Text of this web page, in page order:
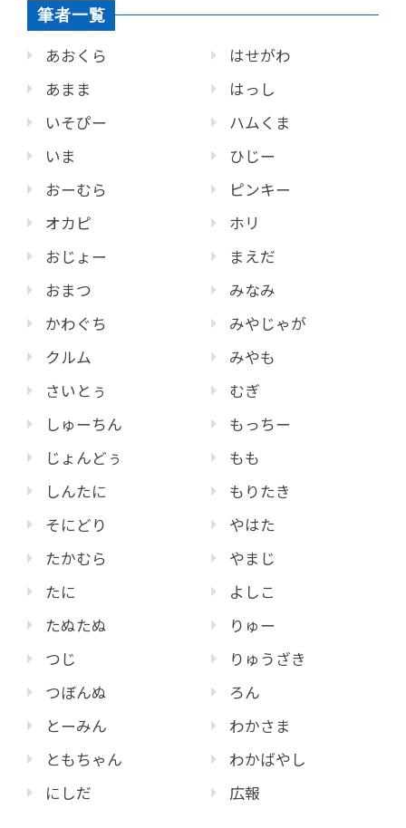
筆者一覧
あおくら
あまま
いそぴー
いま
おーむら
オカピ
おじょー
おまつ
かわぐち
クルム
さいとぅ
しゅーちん
じょんどぅ
しんたに
そにどり
たかむら
たに
たぬたぬ
つじ
つぼんぬ
とーみん
ともちゃん
にしだ
はせがわ
はっし
ハムくま
ひじー
ピンキー
ホリ
まえだ
みなみ
みやじゃが
みやも
むぎ
もっちー
もも
もりたき
やはた
やまじ
よしこ
りゅー
りゅうざき
ろん
わかさま
わかばやし
広報